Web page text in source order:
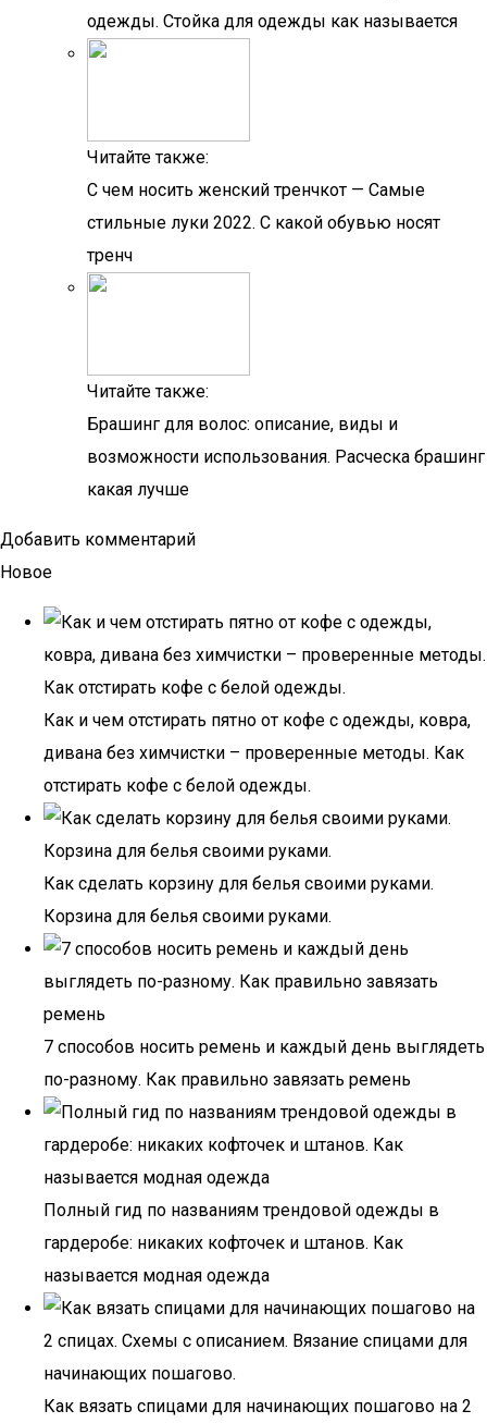
одежды. Стойка для одежды как называется
Читайте также:
С чем носить женский тренчкот — Самые
стильные луки 2022. С какой обувью носят
тренч
Читайте также:
Брашинг для волос: описание, виды и
возможности использования. Расческа брашинг
какая лучше
Добавить комментарий
Новое
Как и чем отстирать пятно от кофе с одежды, ковра,
дивана без химчистки – проверенные методы. Как
отстирать кофе с белой одежды.
Как сделать корзину для белья своими руками.
Корзина для белья своими руками.
7 способов носить ремень и каждый день выглядеть
по-разному. Как правильно завязать ремень
Полный гид по названиям трендовой одежды в
гардеробе: никаких кофточек и штанов. Как
называется модная одежда
Как вязать спицами для начинающих пошагово на 2